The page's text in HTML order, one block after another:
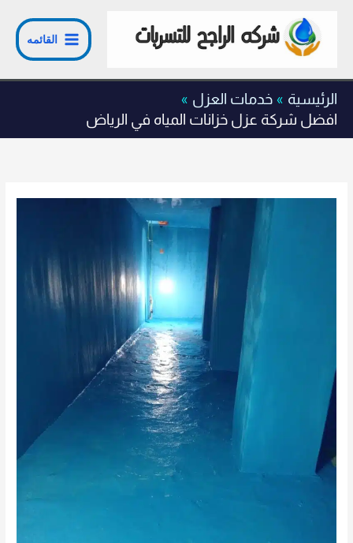
المحتوى
القائمه
الرئيسية
خدمات العزل
افضل شركة عزل خزانات المياه في الرياض